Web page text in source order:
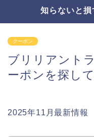
知らないと
クーポン
ブリリアント
ーポンを探し
2025年11月最新情報